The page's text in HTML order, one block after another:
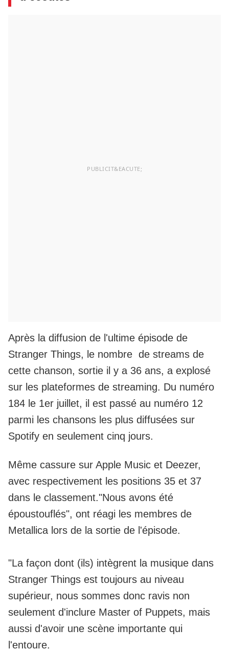
Après la diffusion de l'ultime épisode de
Stranger Things, le nombre de streams de
cette chanson, sortie il y a 36 ans, a explosé
sur les plateformes de streaming. Du numéro
184 le 1er juillet, il est passé au numéro 12
parmi les chansons les plus diffusées sur
Spotify en seulement cinq jours.
Même cassure sur Apple Music et Deezer,
avec respectivement les positions 35 et 37
dans le classement."Nous avons été
époustouflés", ont réagi les membres de
Metallica lors de la sortie de l'épisode.
"La façon dont (ils) intègrent la musique dans
Stranger Things est toujours au niveau
supérieur, nous sommes donc ravis non
seulement d'inclure Master of Puppets, mais
aussi d'avoir une scène importante qui
l'entoure.